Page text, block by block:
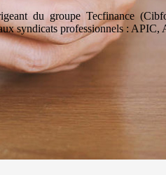
du groupe Tecfinance
syndicats professionnels : APIC,